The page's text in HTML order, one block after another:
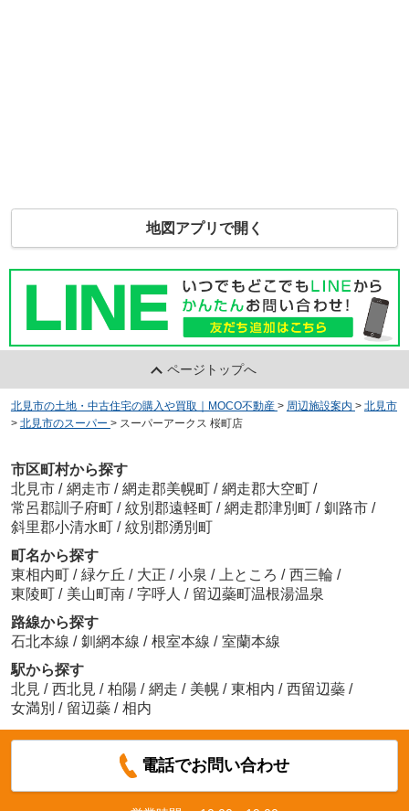
地図アプリで開く
ページトップへ
北見市の土地・中古住宅の購入や買取｜MOCO不動産 > 周辺施設案内 > 北見市
> 北見市のスーパー > スーパーアークス 桜町店
市区町村から探す
北見市 / 網走市 / 網走郡美幌町 / 網走郡大空町 /
常呂郡訓子府町 / 紋別郡遠軽町 / 網走郡津別町 / 釧路市 /
斜里郡小清水町 / 紋別郡湧別町
町名から探す
東相内町 / 緑ケ丘 / 大正 / 小泉 / 上ところ / 西三輪 /
東陵町 / 美山町南 / 字呼人 / 留辺蘂町温根湯温泉
路線から探す
石北本線 / 釧網本線 / 根室本線 / 室蘭本線
駅から探す
北見 / 西北見 / 柏陽 / 網走 / 美幌 / 東相内 / 西留辺蘂 /
女満別 / 留辺蘂 / 相内
電話でお問い合わせ